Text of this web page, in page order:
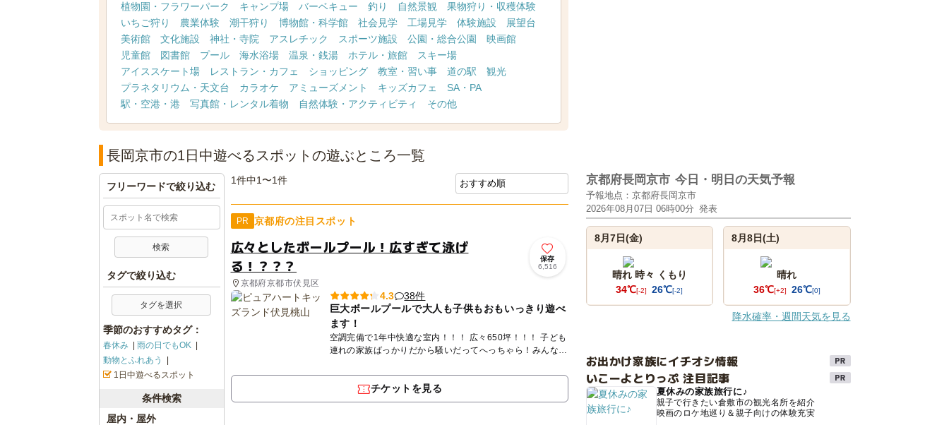
植物園・フラワーパーク
キャンプ場 バーベキュー 釣り 自然景観
果物狩り・収穫体験
いちご狩り
農業体験 潮干狩り 博物館・科学館 社会見学 工場見学 体験施設
展望台
美術館
文化施設 神社・寺院 アスレチック スポーツ施設 公園・総合公園
映画館
児童館
図書館 プール 海水浴場 温泉・銭湯 ホテル・旅館
スキー場
アイススケート場
レストラン・カフェ ショッピング 教室・習い事 道の駅
観光
プラネタリウム・天文台
カラオケ アミューズメント キッズカフェ
SA・PA
駅・空港・港
写真館・レンタル着物 自然体験・アクティビティ その他
長岡京市の1日中遊べるスポットの遊ぶところ一覧
1件中1〜1件
PR 京都府の注目スポット
広々としたボールプール！広すぎて泳げ
る！？？？
京都府京都市伏見区
保存
6,516
4.3
38件
巨大ボールプールで大人も子供もおもいっきり遊べ
ます！
空調完備で1年中快適な室内！！！ 広々650坪！！！ 子ども
連れの家族ばっかりだから騒いだってへっちゃら！みんな元
チケットを見る
フリーワードで絞り込む
タグで絞り込む
タグを選択
季節のおすすめタグ：
春休み
雨の日でもOK
動物とふれあう
1日中遊べるスポット
条件検索
屋内・屋外
京都府長岡京市 今日・明日の天気予報
予報地点：京都府長岡京市
2026年08月07日 06時00分 発表
8月7日(金)
晴れ 時々 くもり
34℃[-2] 26℃[-2]
8月8日(土)
晴れ
36℃[+2] 26℃[0]
降水確率・週間天気を見る
お出かけ家族にイチオシ情報
いこーよとりっぷ 注目記事
夏休みの家族旅行に♪
親子で行きたい倉敷市の観光名所を紹介
映画のロケ地巡り＆親子向けの体験充実